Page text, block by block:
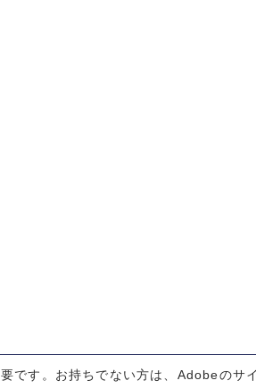
です。お持ちでない方は、Adobeのサ